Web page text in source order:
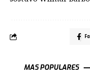
MAS POPULARES